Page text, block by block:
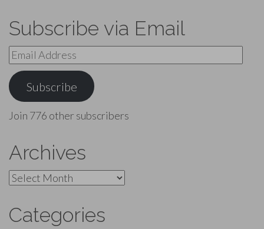
Subscribe via Email
Email
Address
Subscribe
Join 776 other subscribers
Archives
Archives
Categories